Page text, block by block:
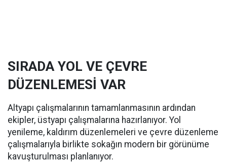
SIRADA YOL VE ÇEVRE
DÜZENLEMESİ VAR
Altyapı çalışmalarının tamamlanmasının ardından
ekipler, üstyapı çalışmalarına hazırlanıyor. Yol
yenileme, kaldırım düzenlemeleri ve çevre düzenleme
çalışmalarıyla birlikte sokağın modern bir görünüme
kavuşturulması planlanıyor.